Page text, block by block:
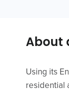
About
Using its
residential